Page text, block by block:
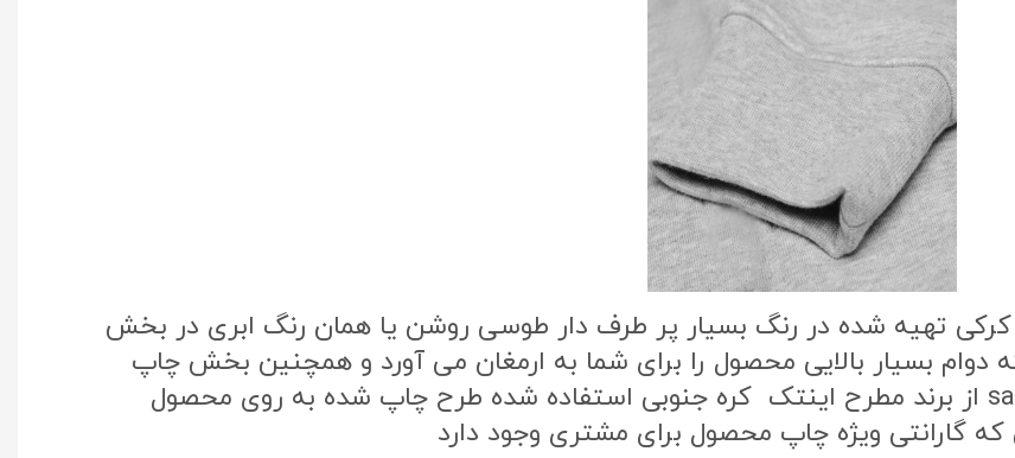
تهیه شده در رنگ بسیار پر طرف دار طوسی روشن یا همان رنگ ابری در بخش
بسیار بالایی محصول را برای شما به ارمغان می آورد و همچنین بخش چاپ
طرح محصول از بهترین نوع مواد چاپ از نوع sab از برند مطرح اینتک کره جنوبی استفاده شده طرح چاپ شده به روی محصول
ویژه چاپ محصول برای مشتری وجود دارد